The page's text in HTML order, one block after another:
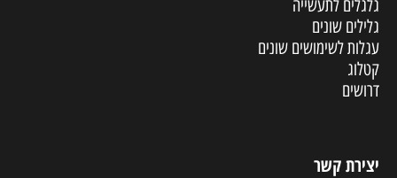
גלגלים לתעשייה
גלילים שונים
עגלות לשימושים שונים
קטלוג
דרושים
יצירת קשר